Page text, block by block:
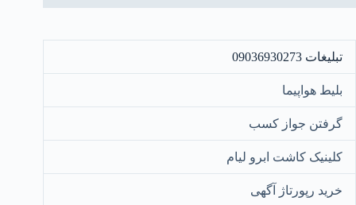
تبلیغات 09036930273
بلیط هواپیما
گرفتن جواز کسب
کلینیک کاشت ابرو لیام
خرید رپورتاژ آگهی